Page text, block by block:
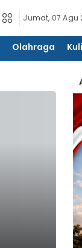
Jumat, 07 Agu
Olahraga